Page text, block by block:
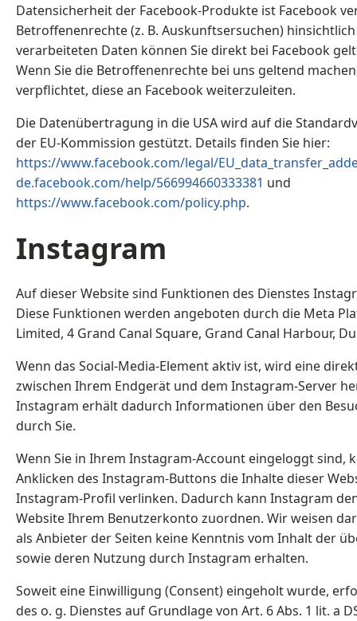
Datensicherheit der Facebook-Produkte ist Facebook
Betroffenenrechte (z. B. Auskunftsersuchen)
verarbeiteten Daten können Sie direkt bei Facebook
Wenn Sie die Betroffenenrechte bei uns geltend
verpflichtet, diese an Facebook weiterzuleiten.
Die Datenübertragung in die USA wird auf die
der EU-Kommission gestützt. Details finden Sie hier:
https://www.facebook.com/legal/
de.facebook.com/help/566994660333381 und
https://www.facebook.com/policy.php.
Instagram
Auf dieser Website sind Funktionen des Dienstes
Diese Funktionen werden angeboten durch die Meta
Limited, 4 Grand Canal Square, Grand Canal Harbour,
Wenn das Social-Media-Element aktiv ist, wird eine
zwischen Ihrem Endgerät und dem Instagram-Server
Instagram erhält dadurch Informationen über den
durch Sie.
Wenn Sie in Ihrem Instagram-Account eingeloggt sind,
Anklicken des Instagram-Buttons die Inhalte dieser
Instagram-Profil verlinken. Dadurch kann Instagram
Website Ihrem Benutzerkonto zuordnen. Wir weisen
als Anbieter der Seiten keine Kenntnis vom Inhalt der
sowie deren Nutzung durch Instagram erhalten.
Soweit eine Einwilligung (Consent) eingeholt wurde,
des o. g. Dienstes auf Grundlage von Art. 6 Abs. 1 lit. a